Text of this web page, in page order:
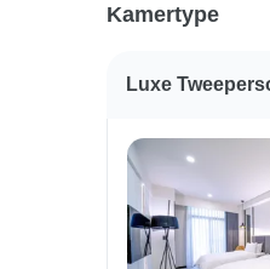
Kamertype
Luxe